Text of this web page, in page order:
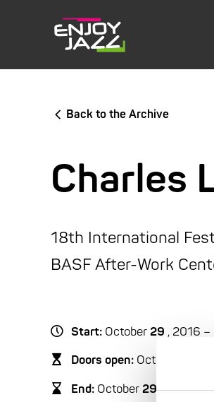
Back to the Archive
Charles
18th International
BASF After-Work
Start: October29 , 2016 –
Doors open: October
End: October29, 2016 -